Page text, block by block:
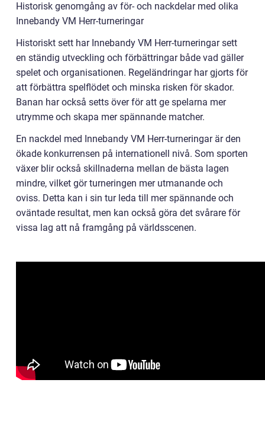
Historisk genomgång av för- och nackdelar med olika
Innebandy VM Herr-turneringar
Historiskt sett har Innebandy VM Herr-turneringar sett
en ständig utveckling och förbättringar både vad gäller
spelet och organisationen. Regeländringar har gjorts för
att förbättra spelflödet och minska risken för skador.
Banan har också setts över för att ge spelarna mer
utrymme och skapa mer spännande matcher.
En nackdel med Innebandy VM Herr-turneringar är den
ökade konkurrensen på internationell nivå. Som sporten
växer blir också skillnaderna mellan de bästa lagen
mindre, vilket gör turneringen mer utmanande och
oviss. Detta kan i sin tur leda till mer spännande och
oväntade resultat, men kan också göra det svårare för
vissa lag att nå framgång på världsscenen.